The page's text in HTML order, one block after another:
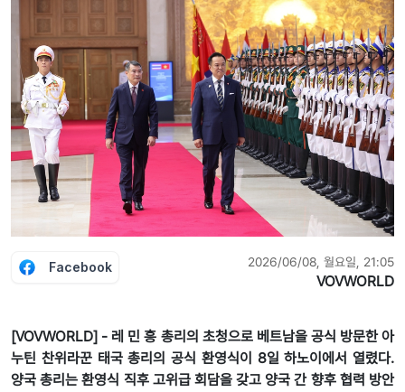
Facebook 2026/06/08, 월요일, 21:05
VOVWORLD
[VOVWORLD] - 레 민 흥 총리의 초청으로 베트남을 공식 방문한 아
누틴 찬위라꾼 태국 총리의 공식 환영식이 8일 하노이에서 열렸다.
양국 총리는 환영식 직후 고위급 회담을 갖고 양국 간 향후 협력 방안